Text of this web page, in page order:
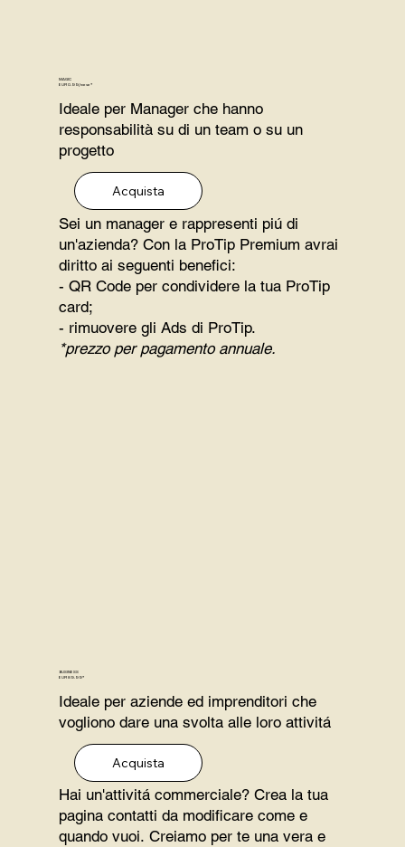
MAGIC
EUR 0.99/mese*
Ideale per Manager che hanno
responsabilità su di un team o su un
progetto
Acquista
Sei un manager e rappresenti piú di
un'azienda? Con la ProTip Premium avrai
diritto ai seguenti benefici:
- QR Code per condividere la tua ProTip
card;
- rimuovere gli Ads di ProTip.
*prezzo per pagamento annuale.
BUSINESS
EUR 89.99*
Ideale per aziende ed imprenditori che
vogliono dare una svolta alle loro attivitá
Acquista
Hai un'attivitá commerciale? Crea la tua
pagina contatti da modificare come e
quando vuoi. Creiamo per te una vera e